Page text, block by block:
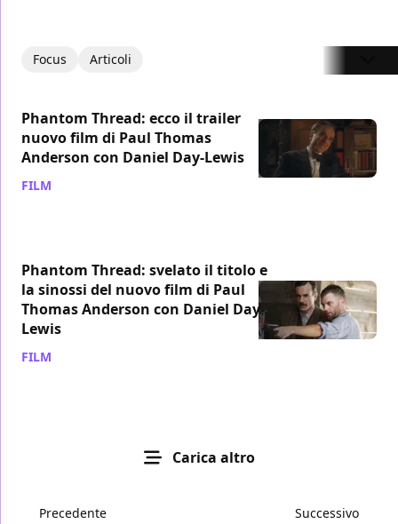
Focus Articoli
Phantom Thread: ecco il trailer
nuovo film di Paul Thomas
Anderson con Daniel Day-Lewis
FILM
Phantom Thread: svelato il titolo e
la sinossi del nuovo film di Paul
Thomas Anderson con Daniel Day-
Lewis
FILM
Carica altro
Precedente Successivo